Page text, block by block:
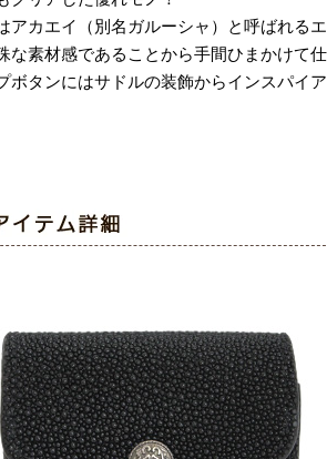
アカエイ（別名ガルーシャ）と呼ばれる
な素材感であることから手間ひまかけて
ボタンにはサドルの装飾からインスパイ